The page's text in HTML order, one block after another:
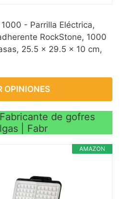
- Parrilla Eléctrica,
RockStone, 1000
25.5 x 29.5 x 10 cm,
OPINIONES
de gofres
| Fabr
AMAZON